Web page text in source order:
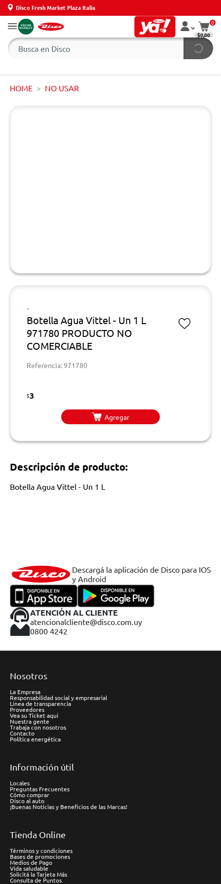
Disco Fresh Market Plaza Italia
0
$0,00
HOME NO USAR
-
Botella Agua Vittel - Un 1 L
971780 PRODUCTO NO
COMERCIABLE
Referencia: 971780
$3
Agregar
Descripción de producto:
Botella Agua Vittel - Un 1 L
Descargá la aplicación de Disco para IOS
y Android
ATENCIÓN AL CLIENTE
atencionalcliente@disco.com.uy
0800 4242
Nosotros
La Empresa
Responsabilidad social y empresarial
Línea de transparencia
Proveedores
Vea su Ticket aquí
Nuestra gente
Trabaja con nosotros
Contacto
Política energética
Información útil
Locales
Preguntas Frecuentes
Cómo comprar
Disco al auto
¡Buenas Noticias y Beneficios de las Marcas!
Tienda Online
Términos y condiciones
Bases de promociones
Medios de Pago
Vida saludable
Solicitá la Tarjeta Más
Consulta de Puntos